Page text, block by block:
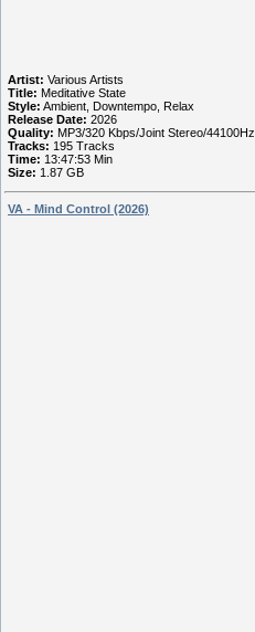
Artist: Various Artists
Title: Meditative State
Style: Ambient, Downtempo, Relax
Release Date: 2026
Quality: MP3/320 Kbps/Joint Stereo/44100Hz
Tracks: 195 Tracks
Time: 13:47:53 Min
Size: 1.87 GB
VA - Mind Control (2026)